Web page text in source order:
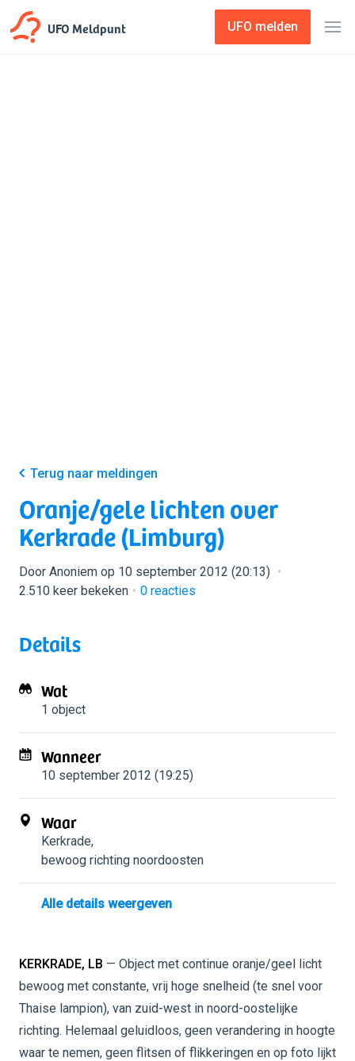
UFO Meldpunt UFO melden
Terug naar meldingen
Oranje/gele lichten over
Kerkrade (Limburg)
Door Anoniem op 10 september 2012 (20:13)
2.510 keer bekeken
0 reacties
Details
Wat
1 object
Wanneer
10 september 2012 (19:25)
Waar
Kerkrade,
bewoog richting noordoosten
Alle details weergeven
KERKRADE, LB — Object met continue oranje/geel licht
bewoog met constante, vrij hoge snelheid (te snel voor
Thaise lampion), van zuid-west in noord-oostelijke
richting. Helemaal geluidloos, geen verandering in hoogte
waar te nemen, geen flitsen of flikkeringen en op foto lijkt